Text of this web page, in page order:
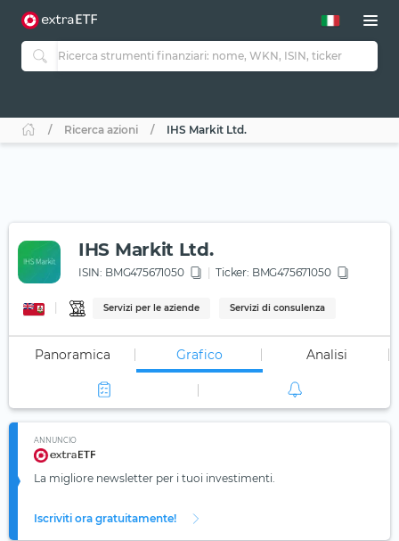
Ricerca azioni IHS Markit Ltd.
IHS Markit Ltd.
ISIN: BMG475671050 Ticker: BMG475671050
Servizi per le aziende Servizi di consulenza
Panoramica Grafico Analisi
ANNUNCIO
La migliore newsletter per i tuoi investimenti.
Iscriviti ora gratuitamente!